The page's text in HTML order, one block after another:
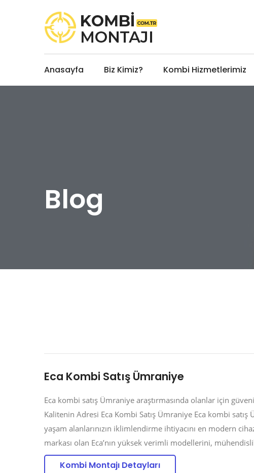
Anasayfa Biz Kimiz? Kombi Hizmetlerimiz
Blog
Eca Kombi Satış Ümraniye
Eca kombi satış Ümraniye araştırmasında olanlar için
Kalitenin Adresi Eca Kombi Satış Ümraniye Eca kombi
yaşam alanlarınızın iklimlendirme ihtiyacını en modern
markası olan Eca’nın yüksek verimli modellerini,
Kombi Montajı Detayları